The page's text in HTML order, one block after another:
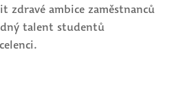
zdravé ambice zaměstnanců
talent studentů